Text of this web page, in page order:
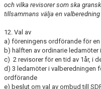
och vilka revisorer som ska
tillsammans välja en valberedning
12. Val av
a) föreningens ordförande för en
b) hälften av ordinarie ledamöter
c) 2 revisorer för en tid av 1år, i
d) 3 ledamöter i valberedningen
ordförande
e) beslut om val av ombud till